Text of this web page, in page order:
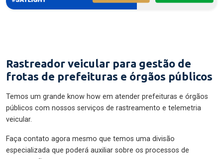
Rastreador veicular para gestão de
frotas de prefeituras e órgãos públicos
Temos um grande know how em atender prefeituras e órgãos
públicos com nossos serviços de rastreamento e telemetria
veicular.
Faça contato agora mesmo que temos uma divisão
especializada que poderá auxiliar sobre os processos de